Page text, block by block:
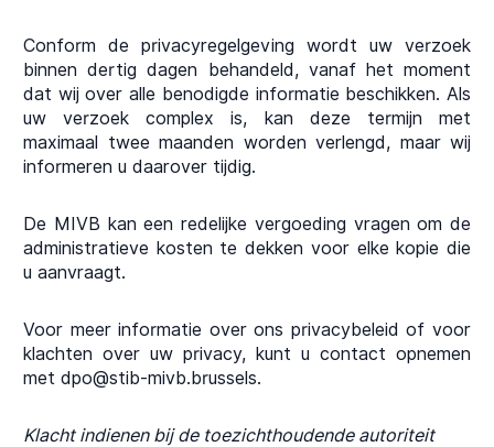
Conform de privacyregelgeving wordt uw verzoek
binnen dertig dagen behandeld, vanaf het moment
dat wij over alle benodigde informatie beschikken. Als
uw verzoek complex is, kan deze termijn met
maximaal twee maanden worden verlengd, maar wij
informeren u daarover tijdig.
De MIVB kan een redelijke vergoeding vragen om de
administratieve kosten te dekken voor elke kopie die
u aanvraagt.
Voor meer informatie over ons privacybeleid of voor
klachten over uw privacy, kunt u contact opnemen
met dpo@stib-mivb.brussels.
Klacht indienen bij de toezichthoudende autoriteit